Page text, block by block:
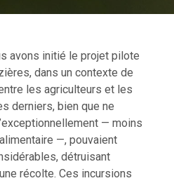
avons initié le projet pilote
dans un contexte de
les agriculteurs et les
derniers, bien que ne
— moins
—, pouvaient
détruisant
récolte. Ces incursions